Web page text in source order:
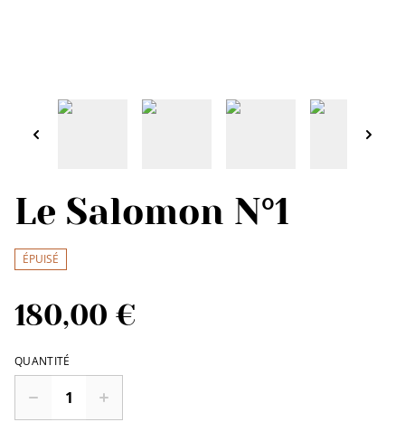
Le Salomon N°1
ÉPUISÉ
180,00 €
QUANTITÉ